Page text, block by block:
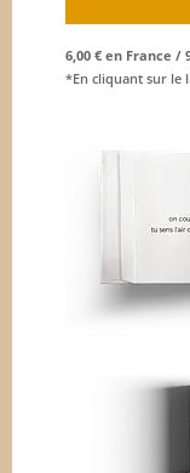
6,00 € en France /
*En cliquant sur le